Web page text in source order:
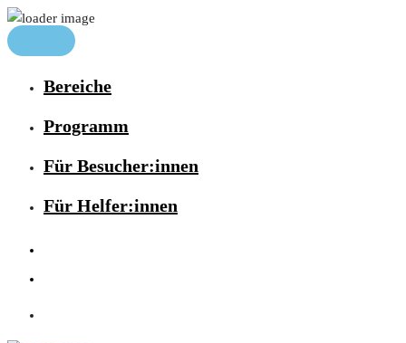
Bereiche
Programm
Für Besucher:innen
Für Helfer:innen